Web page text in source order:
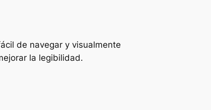
de navegar y visualmente
la legibilidad.